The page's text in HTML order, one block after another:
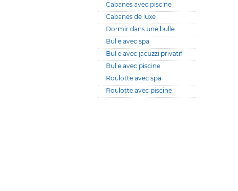
Cabanes avec piscine
Cabanes de luxe
Dormir dans une bulle
Bulle avec spa
Bulle avec jacuzzi privatif
Bulle avec piscine
Roulotte avec spa
Roulotte avec piscine